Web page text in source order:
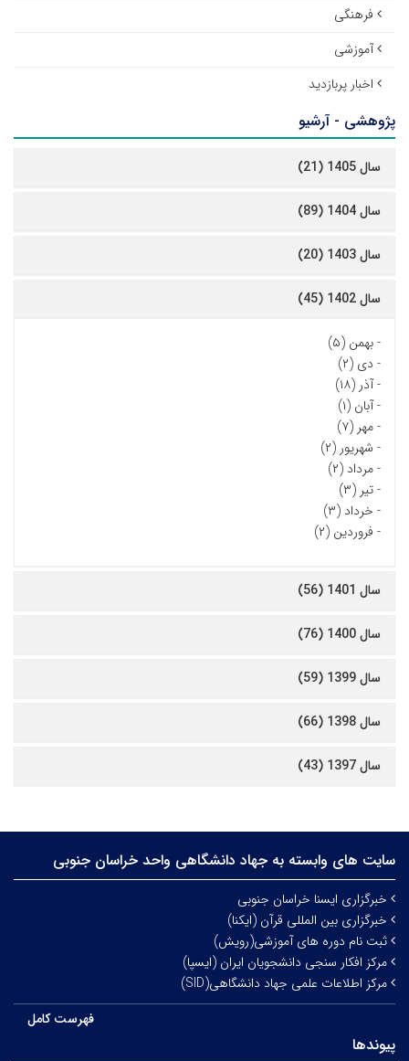
فرهنگی
آموزشی
اخبار پربازدید
پژوهشی - آرشیو
سال 1405 (21)
سال 1404 (89)
سال 1403 (20)
سال 1402 (45)
-بهمن (۵)
- دی (۲)
-آذر (۱۸)
-آبان (۱)
-مهر (۷)
- شهریور (۲)
-مرداد (۲)
-تیر (۳)
- خرداد (۳)
- فروردین (۲)
سال 1401 (56)
سال 1400 (76)
سال 1399 (59)
سال 1398 (66)
سال 1397 (43)
سایت های وابسته به جهاد دانشگاهی واحد خراسان جنوبی
خبرگزاری ایسنا خراسان جنوبی
خبرگزاری بین المللی قرآن (ایکنا)
ثبت نام دوره های آموزشی(رویش)
مرکز افکار سنجی دانشجویان ایران (ایسپا)
مرکز اطلاعات علمی جهاد دانشگاهی(SID)
فهرست کامل
پیوندها